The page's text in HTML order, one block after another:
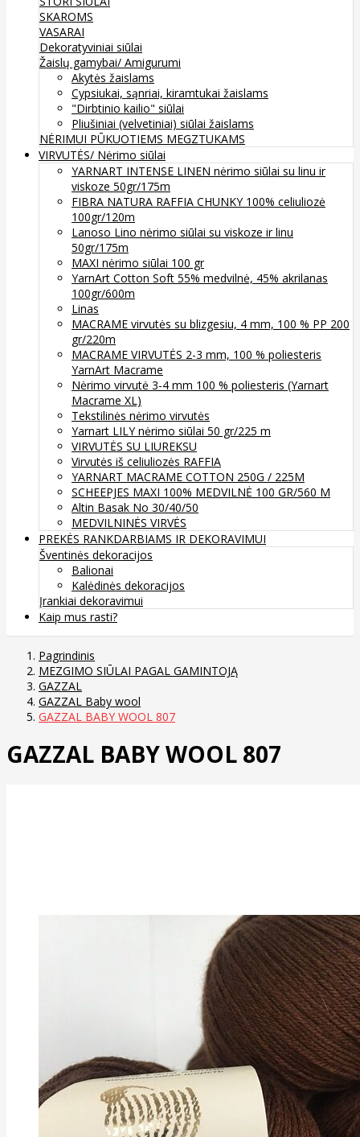
SKAROMS
VASARAI
Dekoratyviniai siūlai
Žaislų gamybai/ Amigurumi
Akytės žaislams
Cypsiukai, sąnriai, kiramtukai žaislams
"Dirbtinio kailio" siūlai
Pliušiniai (velvetiniai) siūlai žaislams
NĖRIMUI PŪKUOTIEMS MEGZTUKAMS
VIRVUTĖS/ Nėrimo siūlai
YARNART INTENSE LINEN nėrimo siūlai su linu ir
viskoze 50gr/175m
FIBRA NATURA RAFFIA CHUNKY 100% celiuliozė
100gr/120m
Lanoso Lino nėrimo siūlai su viskoze ir linu
50gr/175m
MAXI nėrimo siūlai 100 gr
YarnArt Cotton Soft 55% medvilnė, 45% akrilanas
100gr/600m
Linas
MACRAME virvutės su blizgesiu, 4 mm, 100 % PP 200
gr/220m
MACRAME VIRVUTĖS 2-3 mm, 100 % poliesteris
YarnArt Macrame
Nėrimo virvutė 3-4 mm 100 % poliesteris (Yarnart
Macrame XL)
Tekstilinės nėrimo virvutės
Yarnart LILY nėrimo siūlai 50 gr/225 m
VIRVUTĖS SU LIUREKSU
Virvutės iš celiuliozės RAFFIA
YARNART MACRAME COTTON 250G / 225M
SCHEEPJES MAXI 100% MEDVILNĖ 100 GR/560 M
Altin Basak No 30/40/50
MEDVILNINĖS VIRVĖS
PREKĖS RANKDARBIAMS IR DEKORAVIMUI
Šventinės dekoracijos
Balionai
Kalėdinės dekoracijos
Įrankiai dekoravimui
Kaip mus rasti?
Pagrindinis
MEZGIMO SIŪLAI PAGAL GAMINTOJĄ
GAZZAL
GAZZAL Baby wool
GAZZAL BABY WOOL 807
GAZZAL BABY WOOL 807